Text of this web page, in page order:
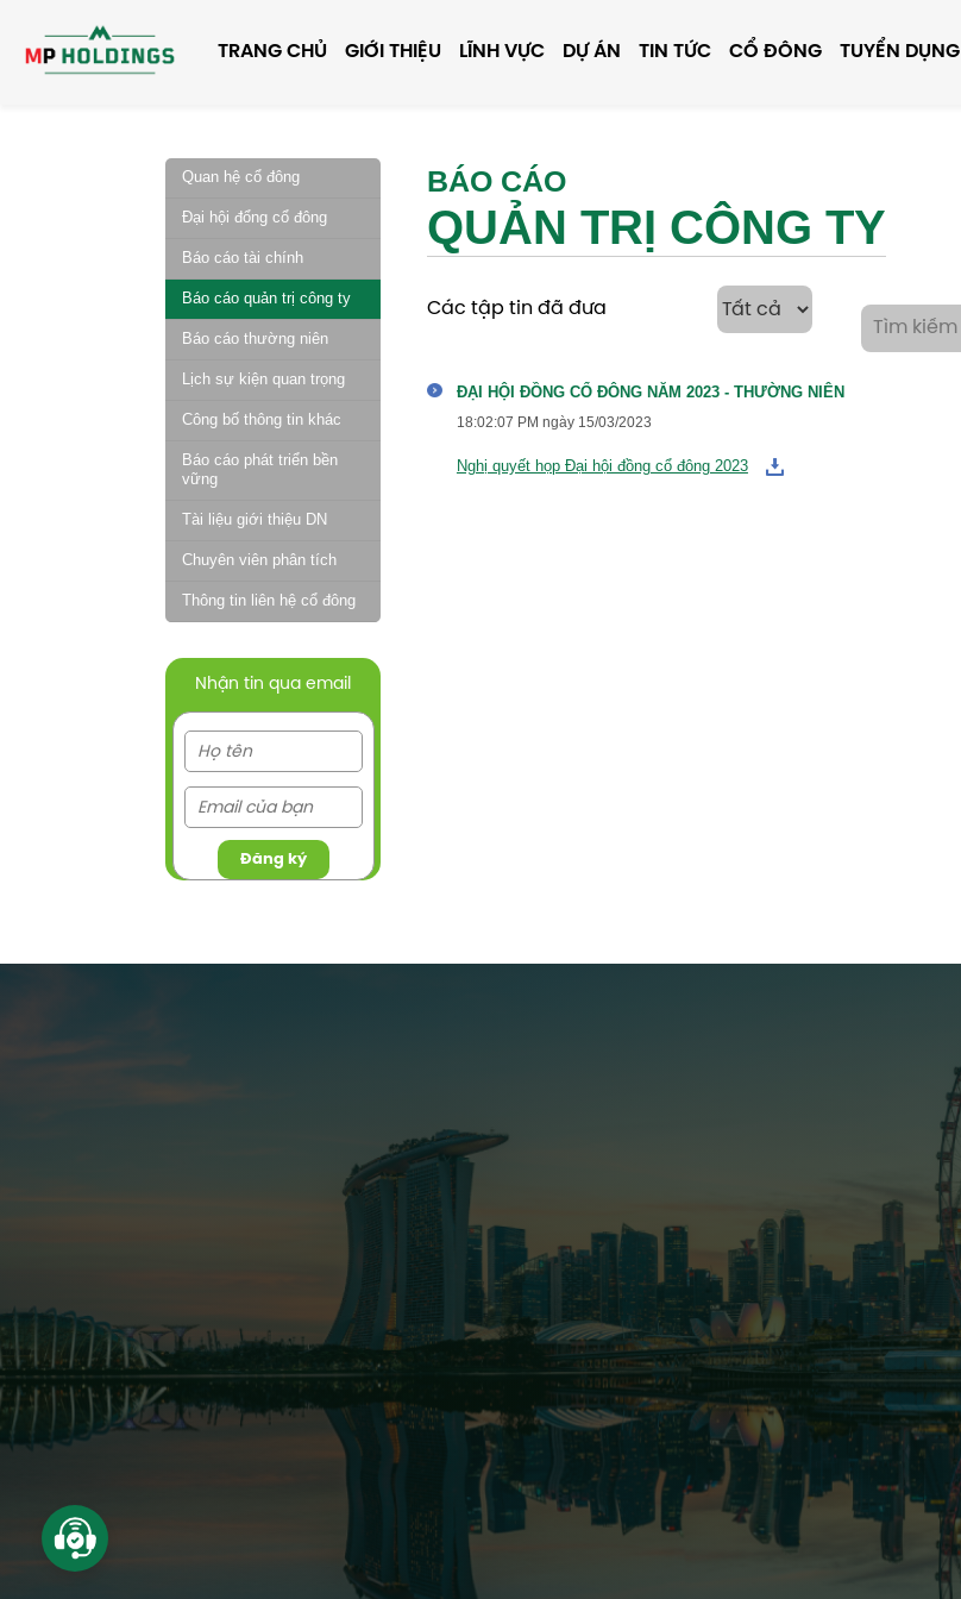
TRANG CHỦ GIỚI THIỆU LĨNH VỰC DỰ ÁN TIN TỨC CỔ ĐÔNG TUYỂN DỤNG
Quan hệ cổ đông
Đại hội đổng cổ đông
Báo cáo tài chính
Báo cáo quản trị công ty
Báo cáo thường niên
Lịch sự kiện quan trọng
Công bố thông tin khác
Báo cáo phát triển bền
vững
Tài liệu giới thiệu DN
Chuyên viên phân tích
Thông tin liên hệ cổ đông
Nhận tin qua email
BÁO CÁO
QUẢN TRỊ CÔNG TY
Các tập tin đã đưa
ĐẠI HỘI ĐỒNG CỔ ĐÔNG NĂM 2023 - THƯỜNG NIÊN
18:02:07 PM ngày 15/03/2023
Nghị quyết họp Đại hội đồng cổ đông 2023